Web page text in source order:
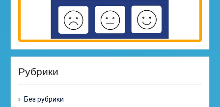
Рубрики
Без рубрики